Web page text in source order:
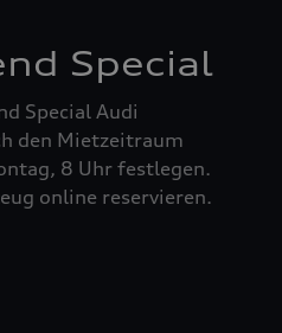
Special
Special Audi
den Mietzeitraum
8 Uhr festlegen.
online reservieren.